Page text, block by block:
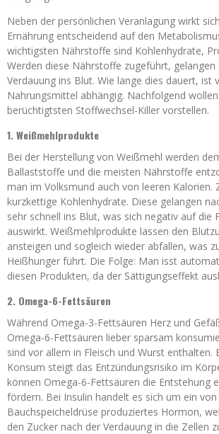
Neben der persönlichen Veranlagung wirkt
Ernährung entscheidend auf den
wichtigsten Nährstoffe sind Kohlenhydrate,
Werden diese Nährstoffe zugeführt, gelangen
Verdauung ins Blut. Wie lange dies dauert, ist
Nahrungsmittel abhängig. Nachfolgend
berüchtigtsten Stoffwechsel-Killer vorstellen.
1. Weißmehlprodukte
Bei der Herstellung von Weißmehl werden
Ballaststoffe und die meisten Nährstoffe
man im Volksmund auch von leeren Kalorien.
kurzkettige Kohlenhydrate. Diese gelangen
sehr schnell ins Blut, was sich negativ auf die
auswirkt. Weißmehlprodukte lassen den
ansteigen und sogleich wieder abfallen, was
Heißhunger führt. Die Folge: Man isst
diesen Produkten, da der Sättigungseffekt
2. Omega-6-Fettsäuren
Während Omega-3-Fettsäuren Herz und
Omega-6-Fettsäuren lieber sparsam
sind vor allem in Fleisch und Wurst enthalten.
Konsum steigt das Entzündungsrisiko im
können Omega-6-Fettsäuren die Entstehung
fördern. Bei Insulin handelt es sich um ein
Bauchspeicheldrüse produziertes Hormon,
den Zucker nach der Verdauung in die Zellen